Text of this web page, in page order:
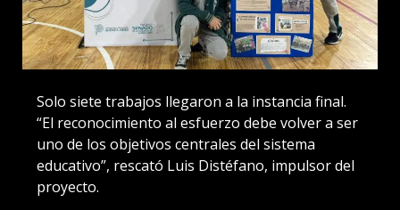
Solo siete trabajos llegaron a la instancia final.
“El reconocimiento al esfuerzo debe volver a ser
uno de los objetivos centrales del sistema
educativo”, rescató Luis Distéfano, impulsor del
proyecto.